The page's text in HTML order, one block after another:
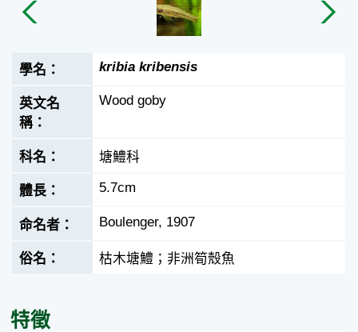
kribia kribensis
Wood goby
塘鱧科
5.7cm
Boulenger, 1907
枯木塘鱧；非洲筍殼魚
特徵